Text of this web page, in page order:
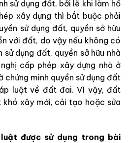
sử dụng đất, bởi lẽ khi làm hồ
xây dựng thì bắt buộc phải
sử dụng đất, quyền sở hữu
với đất, do vậy nếu không có
sử dụng đất, quyền sở hữu nhà
cấp phép xây dựng nhà ở
chứng minh quyền sử dụng đất
luật về đất đai. Vì vậy, đất
khó xây mới, cải tạo hoặc sửa
được sử dụng trong bài